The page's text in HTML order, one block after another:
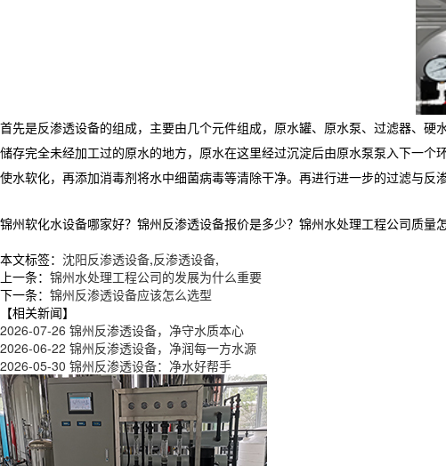
首先是反渗透设备的组成，主要由几个元件组成，原水罐、原水泵、过滤器、
储存完全未经加工过的原水的地方，原水在这里经过沉淀后由原水泵泵入下一
使水软化，再添加消毒剂将水中细菌病毒等清除干净。再进行进一步的过滤与反
锦州软化水设备哪家好？锦州反渗透设备报价是多少？锦州水处理工程公司质
本文标签： 沈阳反渗透设备,反渗透设备,
上一条： 锦州水处理工程公司的发展为什么重要
下一条： 锦州反渗透设备应该怎么选型
【相关新闻】
2026-07-26 锦州反渗透设备，净守水质本心
2026-06-22 锦州反渗透设备，净润每一方水源
2026-05-30 锦州反渗透设备：净水好帮手